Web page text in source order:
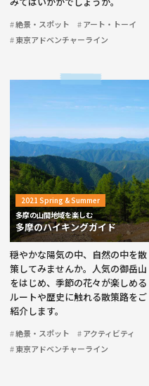
絶景・スポット
アート・トーイ
東京アドベンチャーライン
2021 Spring & Summer
多摩の山間地域を楽しむ
多摩のハイキングガイド
穏やかな陽気の中、自然の中を散
策してみませんか。人気の御岳山
をはじめ、季節の花々が楽しめる
ルートや歴史に触れる散策路をご
紹介します。
絶景・スポット
アクティビティ
東京アドベンチャーライン